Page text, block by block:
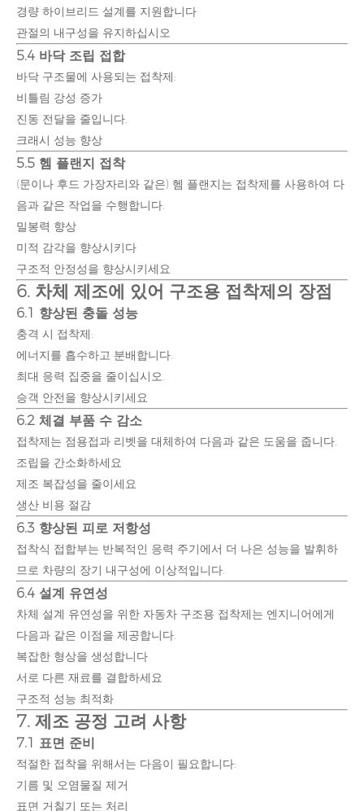
경량 하이브리드 설계를 지원합니다
관절의 내구성을 유지하십시오
5.4 바닥 조립 접합
바닥 구조물에 사용되는 접착제:
비틀림 강성 증가
진동 전달을 줄입니다.
크래시 성능 향상
5.5 헴 플랜지 접착
(문이나 후드 가장자리와 같은) 헴 플랜지는 접착제를 사용하여 다
음과 같은 작업을 수행합니다.
밀봉력 향상
미적 감각을 향상시키다
구조적 안정성을 향상시키세요
6. 차체 제조에 있어 구조용 접착제의 장점
6.1 향상된 충돌 성능
충격 시 접착제:
에너지를 흡수하고 분배합니다.
최대 응력 집중을 줄이십시오.
승객 안전을 향상시키세요
6.2 체결 부품 수 감소
접착제는 점용접과 리벳을 대체하여 다음과 같은 도움을 줍니다.
조립을 간소화하세요
제조 복잡성을 줄이세요
생산 비용 절감
6.3 향상된 피로 저항성
접착식 접합부는 반복적인 응력 주기에서 더 나은 성능을 발휘하
므로 차량의 장기 내구성에 이상적입니다.
6.4 설계 유연성
차체 설계 유연성을 위한 자동차 구조용 접착제는 엔지니어에게
다음과 같은 이점을 제공합니다.
복잡한 형상을 생성합니다
서로 다른 재료를 결합하세요
구조적 성능 최적화
7. 제조 공정 고려 사항
7.1 표면 준비
적절한 접착을 위해서는 다음이 필요합니다:
기름 및 오염물질 제거
표면 거칠기 또는 처리